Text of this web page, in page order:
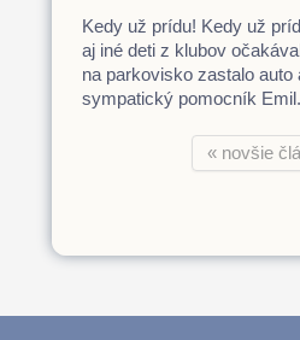
Kedy už prídu! Kedy už
aj iné deti z klubov
na parkovisko zastalo
sympatický pomocník
« novšie